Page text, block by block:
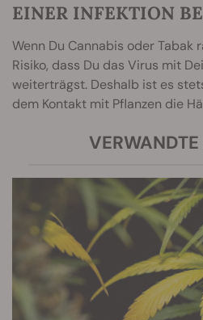
EINER INFEKTION
Wenn Du Cannabis oder Tabak
Risiko, dass Du das Virus mit
weiterträgst. Deshalb ist es
dem Kontakt mit Pflanzen die